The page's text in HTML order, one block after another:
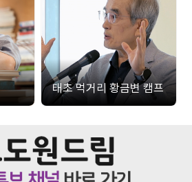
태초 먹거리 황금변 캠프